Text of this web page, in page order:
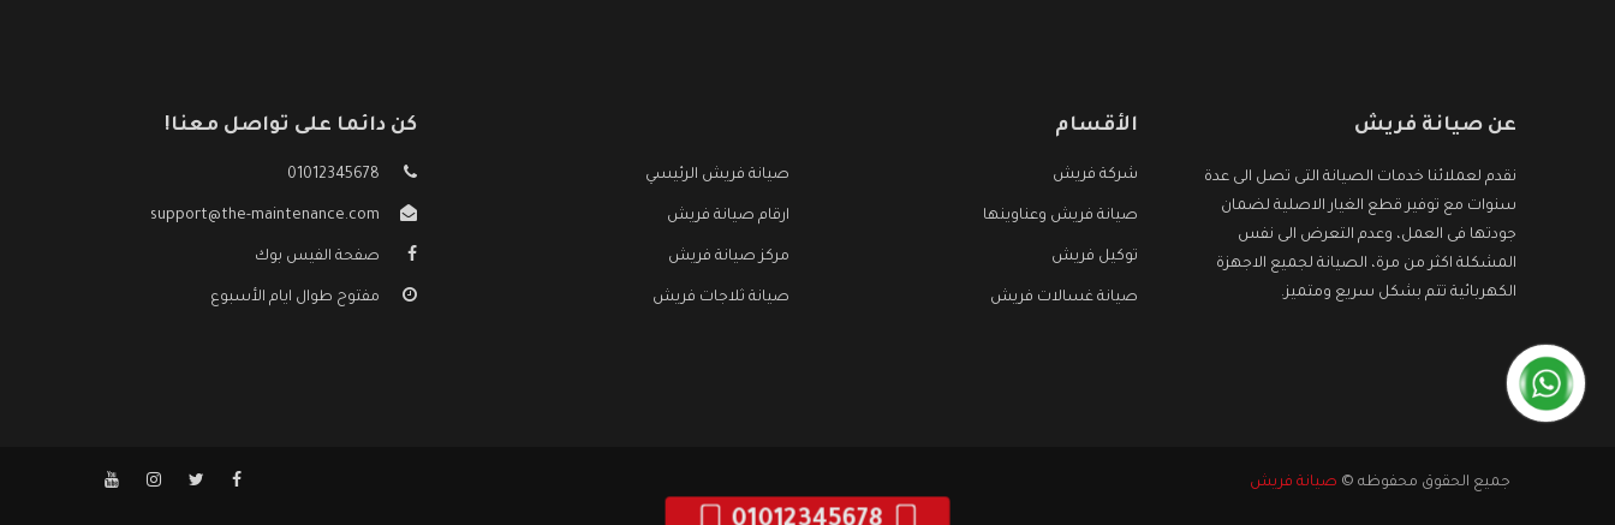
عن صيانة فريش
نقدم لعملائنا خدمات الصيانة التى تصل الى عدة
سنوات مع توفير قطع الغيار الاصلية لضمان
جودتها فى العمل، وعدم التعرض الى نفس
المشكلة اكثر من مرة، الصيانة لجميع الاجهزة
الكهربائية تتم بشكل سريع ومتميز.
الأقسام
شركة فريش صيانة فريش الرئيسي
صيانة فريش وعناوينها ارقام صيانة فريش
توكيل فريش مركز صيانة فريش
صيانة غسالات فريش صيانة ثلاجات فريش
كن دائما على تواصل معنا!
01012345678
support@the-maintenance.com
صفحة الفيس بوك
مفتوح طوال ايام الأسبوع
جميع الحقوق محفوظه © صيانة فريش